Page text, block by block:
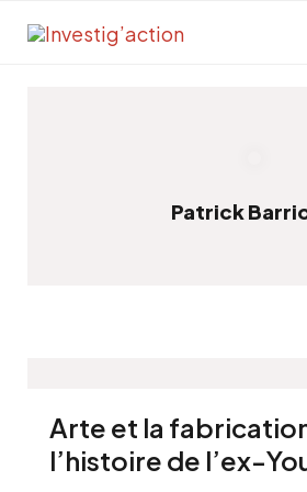
Patrick
Arte et la
l’histoire de l’ex-